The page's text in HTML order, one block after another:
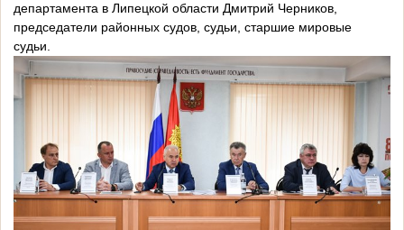
департамента в Липецкой области Дмитрий Черников,
председатели районных судов, судьи, старшие мировые
судьи.